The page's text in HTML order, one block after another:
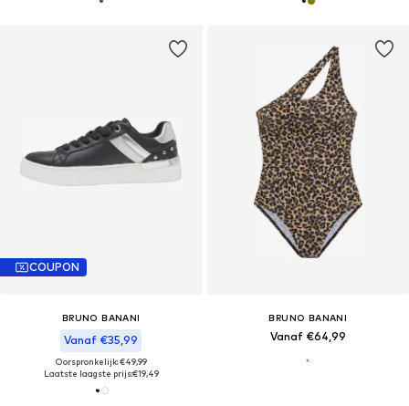
COUPON
BRUNO BANANI
Vanaf €35,99
Oorspronkelijk: €49,99
Laatste laagste prijs:€19,49
BRUNO BANANI
Vanaf €64,99